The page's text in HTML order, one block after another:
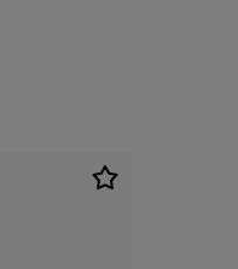
64,99 EUR